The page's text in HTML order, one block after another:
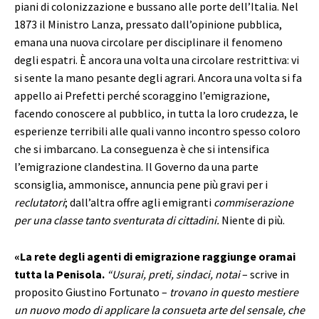
piani di colonizzazione e bussano alle porte dell’Italia. Nel
1873 il Ministro Lanza, pressato dall’opinione pubblica,
emana una nuova circolare per disciplinare il fenomeno
degli espatri. È ancora una volta una circolare restrittiva: vi
si sente la mano pesante degli agrari. Ancora una volta si fa
appello ai Prefetti perché scoraggino l’emigrazione,
facendo conoscere al pubblico, in tutta la loro crudezza, le
esperienze terribili alle quali vanno incontro spesso coloro
che si imbarcano. La conseguenza è che si intensifica
l’emigrazione clandestina. Il Governo da una parte
sconsiglia, ammonisce, annuncia pene più gravi per i
reclutatori; dall’altra offre agli emigranti commiserazione
per una classe tanto sventurata di cittadini. Niente di più.
«La rete degli agenti di emigrazione raggiunge oramai
tutta la Penisola. “Usurai, preti, sindaci, notai– scrive in
proposito Giustino Fortunato – trovano in questo mestiere
un nuovo modo di applicare la consueta arte del sensale, che